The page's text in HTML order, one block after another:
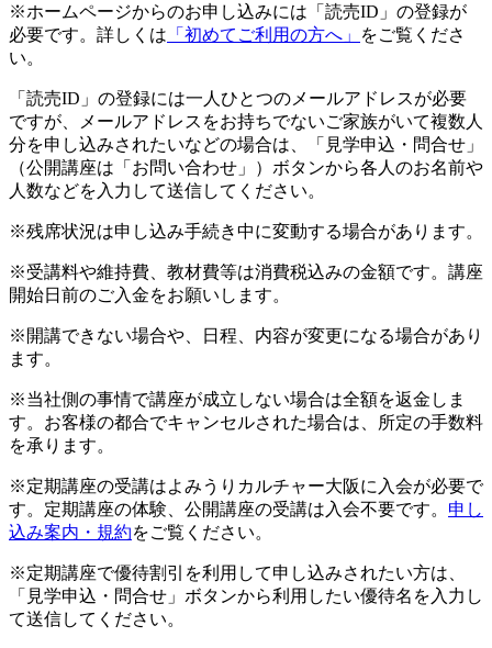
※ホームページからのお申し込みには「読売ID」の登録が
必要です。詳しくは 「初めてご利用の方へ」
をご覧くださ
い。
「読売ID」の登録には一人ひとつのメールアドレスが必要
ですが、メールアドレスをお持ちでないご家族がいて複数人
分を申し込みされたいなどの場合は、「見学申込・問合せ」
（公開講座は「お問い合わせ」）ボタンから各人のお名前や
人数などを入力して送信してください。
※残席状況は申し込み手続き中に変動する場合があります。
※受講料や維持費、教材費等は消費税込みの金額です。講座
開始日前のご入金をお願いします。
※開講できない場合や、日程、内容が変更になる場合があり
ます。
※当社側の事情で講座が成立しない場合は全額を返金しま
す。お客様の都合でキャンセルされた場合は、所定の手数料
を承ります。
※定期講座の受講はよみうりカルチャー大阪に入会が必要で
す。定期講座の体験、公開講座の受講は入会不要です。 申し
込み案内・規約をご覧ください。
※定期講座で優待割引を利用して申し込みされたい方は、
「見学申込・問合せ」ボタンから利用したい優待名を入力し
て送信してください。